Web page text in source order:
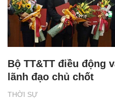
THỜI SỰ
Bộ TT&TT điều động
lãnh đạo chủ chốt